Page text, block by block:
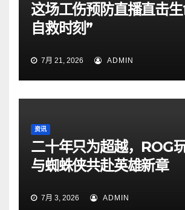
这场工伤预防直播直击
自救时刻”
7月 21, 2026 ADMIN
资讯
二十年只为超越，ROG
与蜘蛛侠共赴英雄新章
7月 3, 2026 ADMIN